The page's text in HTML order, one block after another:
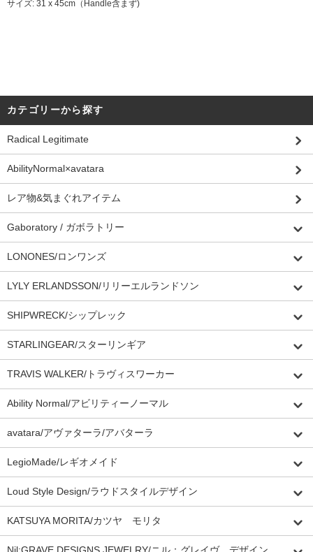
サイズ: 31 x 45cm（Handle含まず)
カテゴリーから探す
Radical Legitimate
AbilityNormal×avatara
レア物&気まぐれアイテム
Gaboratory / ガボラトリー
LONONES/ロンワンズ
LYLY ERLANDSSON/リリーエルランドソン
SHIPWRECK/シップレック
STARLINGEAR/スターリンギア
TRAVIS WALKER/トラヴィスワーカー
Ability Normal/アビリティーノーマル
avatara/アヴァターラ/アバターラ
LegioMade/レギオメイド
Loud Style Design/ラウドスタイルデザイン
KATSUYA MORITA/カツヤ モリタ
Nil:GRAVE DESIGNS JEWELRY/ニル：グレイヴ デザイン